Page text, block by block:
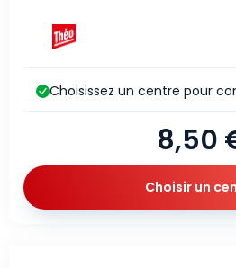
8,50
Choisissez un centre pour
Choisir un